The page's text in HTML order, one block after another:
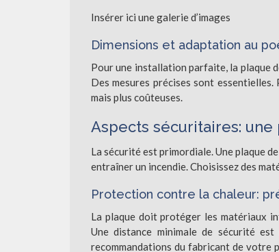
Insérer ici une galerie d’images
Dimensions et adaptation au
Pour une installation parfaite, la plaque
Des mesures précises sont
mais plus coûteuses.
Aspects sécuritaires:
La sécurité est primordiale. Une plaque
entraîner un incendie. Choisissez des
Protection contre la chaleur:
La plaque doit protéger les matériaux
Une distance minimale de sécurité
recommandations du fabricant de votre